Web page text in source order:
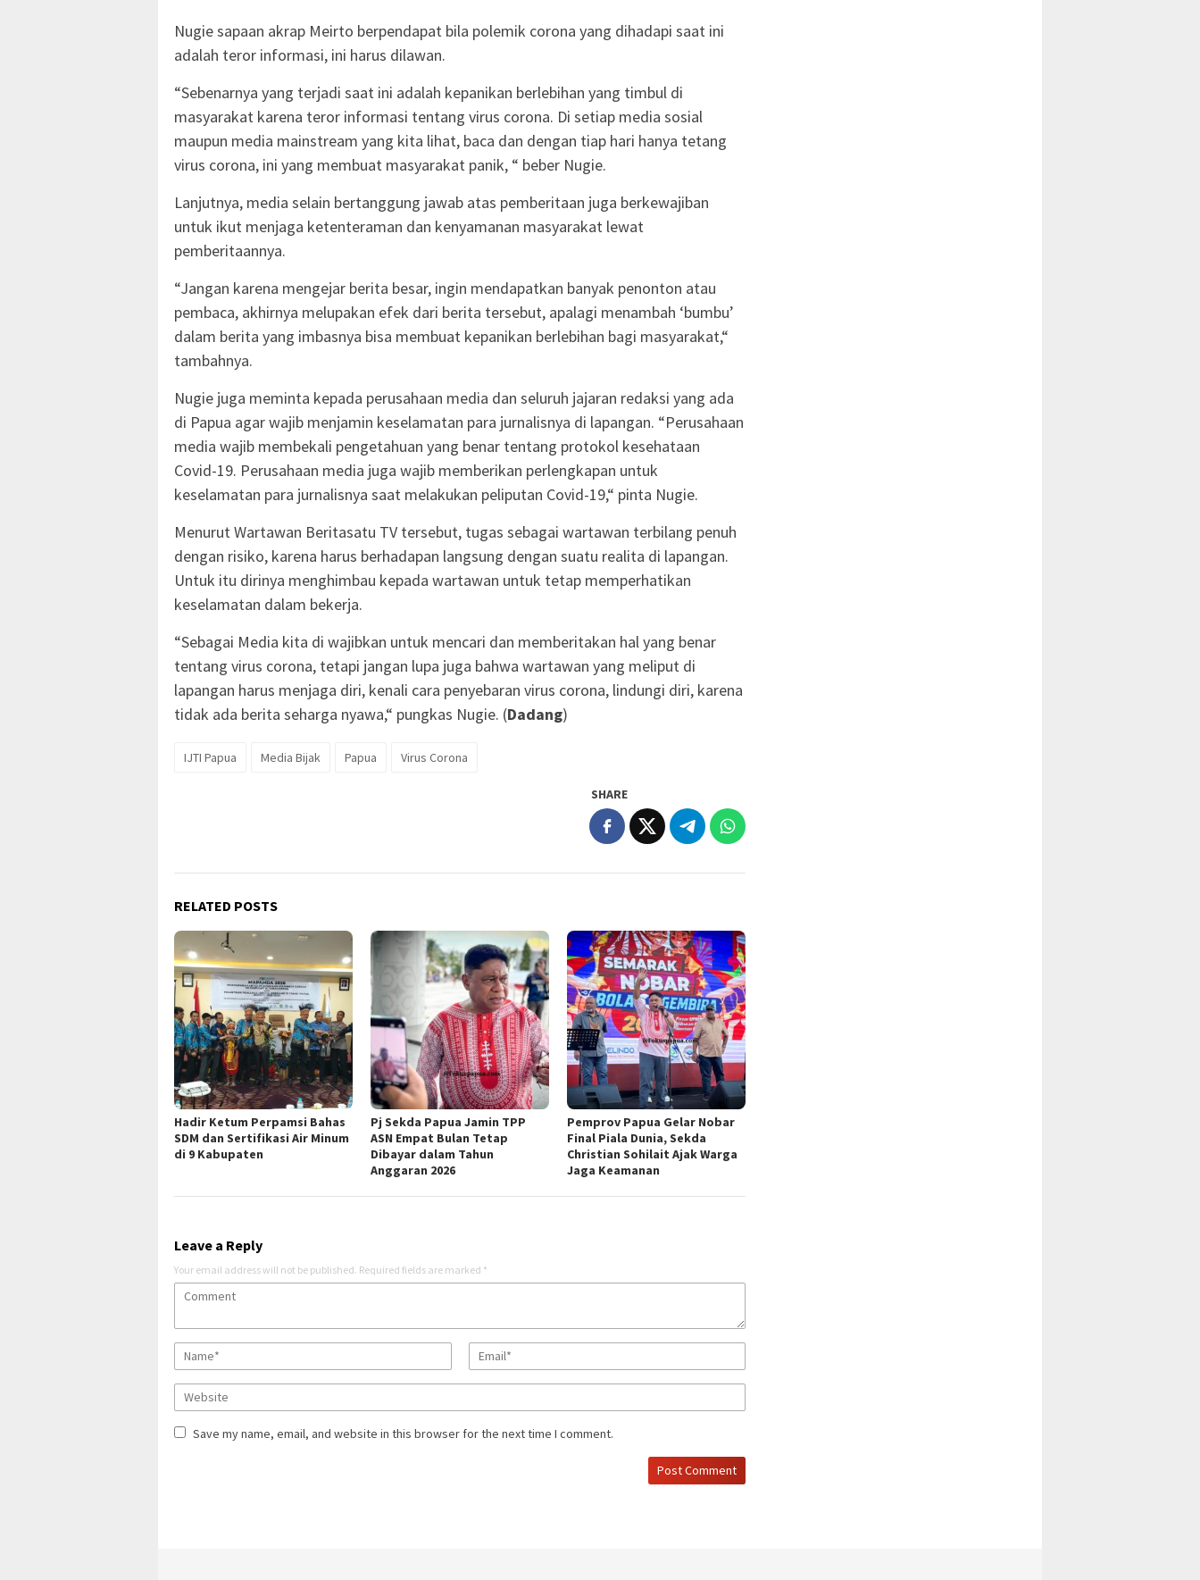
Nugie sapaan akrap Meirto berpendapat bila polemik corona yang dihadapi saat ini
adalah teror informasi, ini harus dilawan.
“Sebenarnya yang terjadi saat ini adalah kepanikan berlebihan yang timbul di
masyarakat karena teror informasi tentang virus corona. Di setiap media sosial
maupun media mainstream yang kita lihat, baca dan dengan tiap hari hanya tetang
virus corona, ini yang membuat masyarakat panik, “ beber Nugie.
Lanjutnya, media selain bertanggung jawab atas pemberitaan juga berkewajiban
untuk ikut menjaga ketenteraman dan kenyamanan masyarakat lewat
pemberitaannya.
“Jangan karena mengejar berita besar, ingin mendapatkan banyak penonton atau
pembaca, akhirnya melupakan efek dari berita tersebut, apalagi menambah ‘bumbu’
dalam berita yang imbasnya bisa membuat kepanikan berlebihan bagi masyarakat,“
tambahnya.
Nugie juga meminta kepada perusahaan media dan seluruh jajaran redaksi yang ada
di Papua agar wajib menjamin keselamatan para jurnalisnya di lapangan. “Perusahaan
media wajib membekali pengetahuan yang benar tentang protokol kesehataan
Covid-19. Perusahaan media juga wajib memberikan perlengkapan untuk
keselamatan para jurnalisnya saat melakukan peliputan Covid-19,“ pinta Nugie.
Menurut Wartawan Beritasatu TV tersebut, tugas sebagai wartawan terbilang penuh
dengan risiko, karena harus berhadapan langsung dengan suatu realita di lapangan.
Untuk itu dirinya menghimbau kepada wartawan untuk tetap memperhatikan
keselamatan dalam bekerja.
“Sebagai Media kita di wajibkan untuk mencari dan memberitakan hal yang benar
tentang virus corona, tetapi jangan lupa juga bahwa wartawan yang meliput di
lapangan harus menjaga diri, kenali cara penyebaran virus corona, lindungi diri, karena
tidak ada berita seharga nyawa,“ pungkas Nugie. (Dadang)
IJTI Papua Media Bijak Papua Virus Corona
SHARE
RELATED POSTS
Hadir Ketum Perpamsi Bahas
SDM dan Sertifikasi Air Minum
di 9 Kabupaten
Pj Sekda Papua Jamin TPP
ASN Empat Bulan Tetap
Dibayar dalam Tahun
Anggaran 2026
Pemprov Papua Gelar Nobar
Final Piala Dunia, Sekda
Christian Sohilait Ajak Warga
Jaga Keamanan
Leave a Reply
Your email address will not be published. Required fields are marked *
Save my name, email, and website in this browser for the next time I comment.